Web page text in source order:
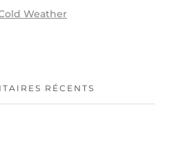
Weather
RÉCENTS